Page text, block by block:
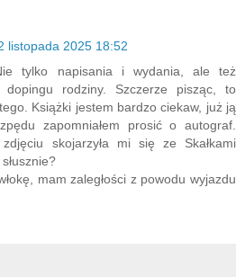
listopada 2025 18:52
tylko napisania i wydania, ale też
dopingu rodziny. Szczerze pisząc, to
Książki jestem bardzo ciekaw, już ją
zapomniałem prosić o autograf.
skojarzyła mi się ze Skałkami
mam zaległości z powodu wyjazdu